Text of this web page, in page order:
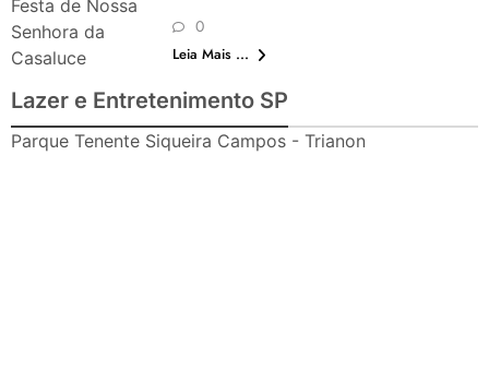
Festa de Nossa
Senhora da
Casaluce
0
Leia Mais ...
Lazer e Entretenimento SP
Parque Tenente Siqueira Campos - Trianon